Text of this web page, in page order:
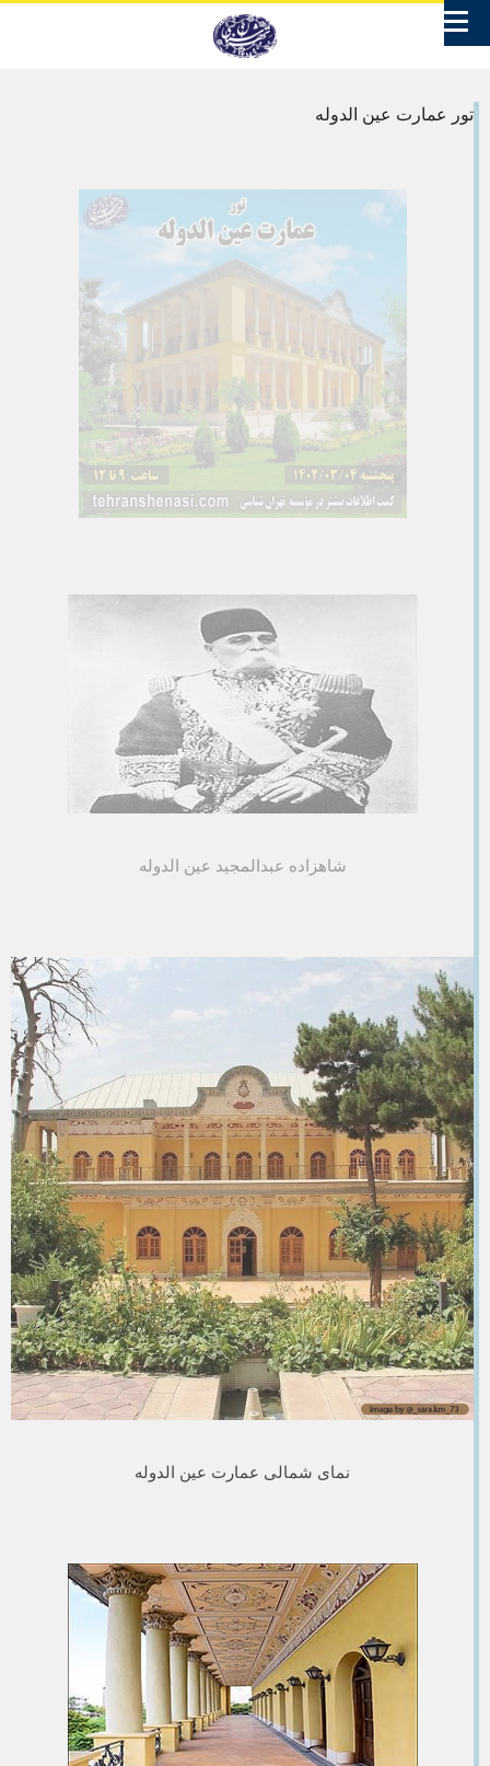
تور عمارت عین الدوله
شاهزاده عبدالمجید عین الدوله
نمای شمالی عمارت عین الدوله